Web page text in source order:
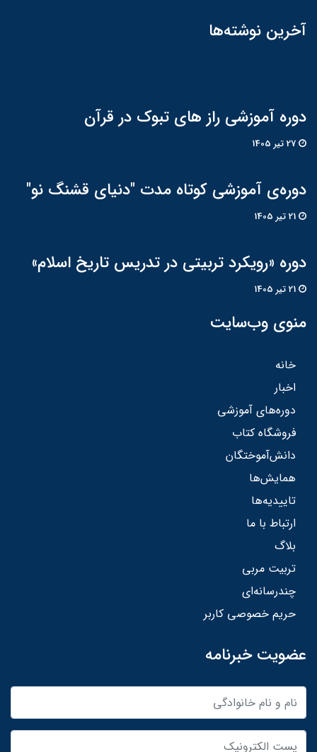
آخرین نوشته‌ها
دوره آموزشی راز های تبوک در قرآن
دوره‌ی آموزشی کوتاه مدت "دنیای قشنگ نو"
دوره «رویکرد تربیتی در تدریس تاریخ اسلام»
منوی وب‌سایت
خانه
اخبار
دوره‌های آموزشی
فروشگاه کتاب
دانش‌آموختگان
همایش‌ها
تاییدیه‌ها
ارتباط با ما
بلاگ
تربیت مربی
چندرسانه‌ای
حریم خصوصی کاربر
عضویت خبرنامه